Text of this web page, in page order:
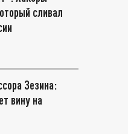
сливал
Зезина:
вину на